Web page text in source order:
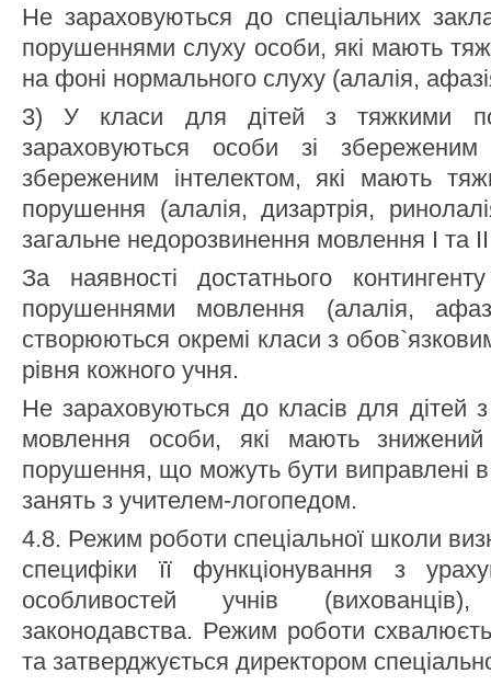
Не зараховуються до спеціальних
порушеннями слуху особи, які мають
на фоні нормального слуху (алалія,
3) У класи для дітей з тяжкими
зараховуються особи зі
збереженим інтелектом, які мають
порушення (алалія, дизартрія,
загальне недорозвинення мовлення І та
За наявності достатнього
порушеннями мовлення (алалія,
cтворюються окремі класи з
рівня кожного учня.
Не зараховуються до класів для дітей
мовлення особи, які мають
порушення, що можуть бути виправлені в
занять з учителем-логопедом.
4.8. Режим роботи спеціальної школи
специфіки її функціонування з
особливостей учнів
законодавства. Режим роботи
та затверджується директором